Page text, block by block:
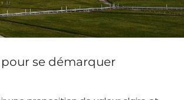
se démarquer